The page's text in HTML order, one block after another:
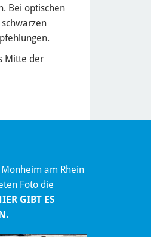
Bei optischen
Mitte der
am Rhein
Foto die
GIBT ES